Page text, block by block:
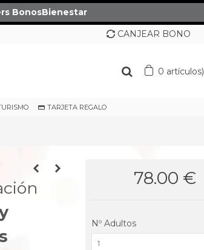
BonosBienestar
CANJEAR BONO
0 artículos)
TARJETA REGALO
78.00 €
Nº Adultos
1